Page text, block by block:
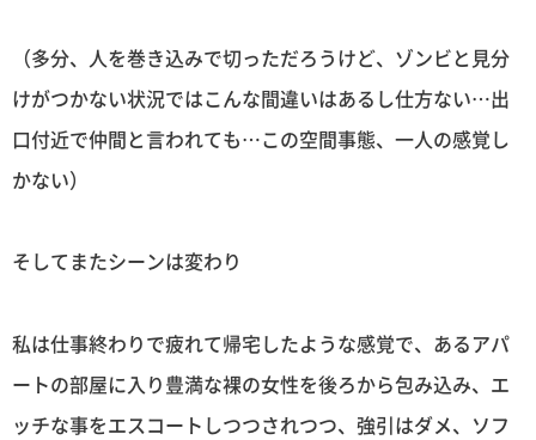
（多分、人を巻き込みで切っただろうけど、ゾンビと見分
けがつかない状況ではこんな間違いはあるし仕方ない…出
口付近で仲間と言われても…この空間事態、一人の感覚し
かない）
そしてまたシーンは変わり
私は仕事終わりで疲れて帰宅したような感覚で、あるアパ
ートの部屋に入り豊満な裸の女性を後ろから包み込み、エ
ッチな事をエスコートしつつされつつ、強引はダメ、ソフ